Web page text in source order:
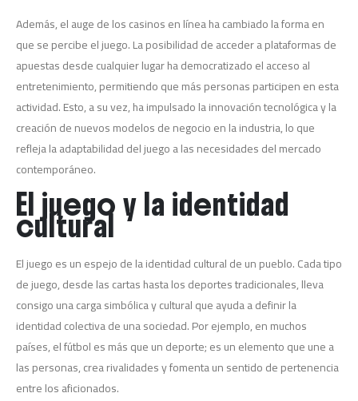
Además, el auge de los casinos en línea ha cambiado la forma en
que se percibe el juego. La posibilidad de acceder a plataformas de
apuestas desde cualquier lugar ha democratizado el acceso al
entretenimiento, permitiendo que más personas participen en esta
actividad. Esto, a su vez, ha impulsado la innovación tecnológica y la
creación de nuevos modelos de negocio en la industria, lo que
refleja la adaptabilidad del juego a las necesidades del mercado
contemporáneo.
El juego y la identidad
cultural
El juego es un espejo de la identidad cultural de un pueblo. Cada tipo
de juego, desde las cartas hasta los deportes tradicionales, lleva
consigo una carga simbólica y cultural que ayuda a definir la
identidad colectiva de una sociedad. Por ejemplo, en muchos
países, el fútbol es más que un deporte; es un elemento que une a
las personas, crea rivalidades y fomenta un sentido de pertenencia
entre los aficionados.